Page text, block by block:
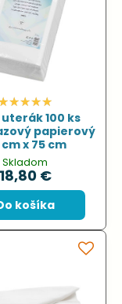
uterák 100 ks
papierový
x 75 cm
Skladom
18,80 €
košíka